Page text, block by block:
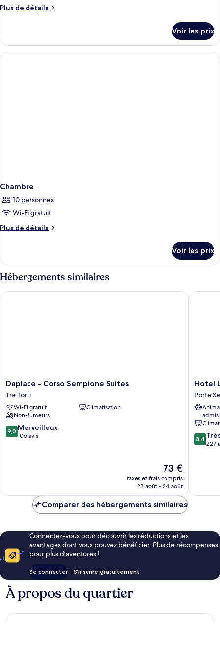
Plus de détails
Plus
le
type
de
Voir les prix
Chambre
10 personnes
Wi-Fi gratuit
Plus de détails
Plus
le
type
de
chambre
Chambre
Voir les prix
Hébergements similaires
Daplace
-
Corso
Sempione
Suites
Tre
Torri
Daplace - Corso Sempione Suites
Tre Torri
Wi-Fi gratuit
Climatisation
Non-fumeurs
9.0
sur
9,0 Merveilleux
106 avis
Le
nouveau
prix
de
73 €
taxes et frais compris
23 août - 24 août
Daplace - Corso Sempione Suites
Hotel
Losanna
Porte
Hotel
Porte
admis
8.4
sur
8,4
227
Hotel
Comparer des hébergements similaires
Connectez-vous pour découvrir les réductions et les
avantages dont vous pouvez bénéficier. Plus de récompenses
pour plus d’aventures !
Se connecter S’inscrire gratuitement
À propos du quartier